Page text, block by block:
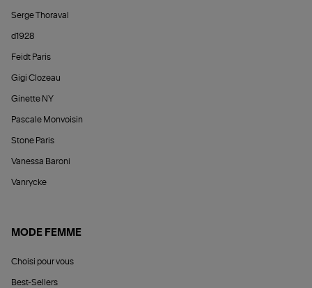
Serge Thoraval
d1928
Feidt Paris
Gigi Clozeau
Ginette NY
Pascale Monvoisin
Stone Paris
Vanessa Baroni
Vanrycke
MODE FEMME
Choisi pour vous
Best-Sellers